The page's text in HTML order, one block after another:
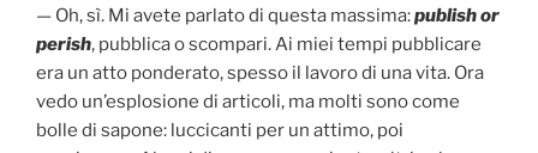
— Oh, sì. Mi avete parlato di questa massima:publish or
perish, pubblica o scompari. Ai miei tempi pubblicare
era un atto ponderato, spesso il lavoro di una vita. Ora
vedo un’esplosione di articoli, ma molti sono come
bolle di sapone: luccicanti per un attimo, poi